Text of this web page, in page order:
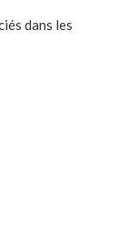
dans les